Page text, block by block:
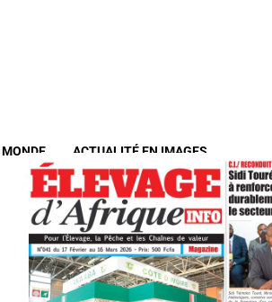
ACTUALITÉ EN IMAGES